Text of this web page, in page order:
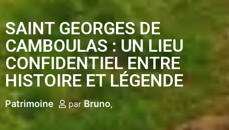
SAINT GEORGES DE
CAMBOULAS : UN LIEU
CONFIDENTIEL ENTRE
HISTOIRE ET LÉGENDE
Patrimoine par Bruno